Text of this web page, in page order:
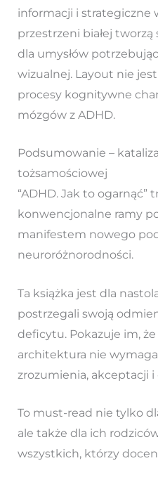
informacji i strategiczne
przestrzeni białej
dla umysłów
wizualnej. Layout nie
procesy kognitywne
mózgów z ADHD.
Podsumowanie –
tożsamościowej
“ADHD. Jak to ogarnąć”
konwencjonalne ramy
manifestem nowego
neuroróżnorodności.
Ta książka jest dla
postrzegali swoją
deficytu. Pokazuje im,
architektura nie
zrozumienia, akceptacji
To must-read nie tylko
ale także dla ich
wszystkich, którzy